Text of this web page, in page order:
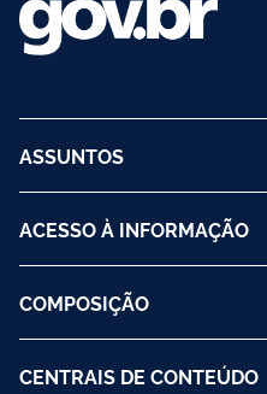
ASSUNTOS
ACESSO À INFORMAÇÃO
COMPOSIÇÃO
CENTRAIS DE CONTEÚDO